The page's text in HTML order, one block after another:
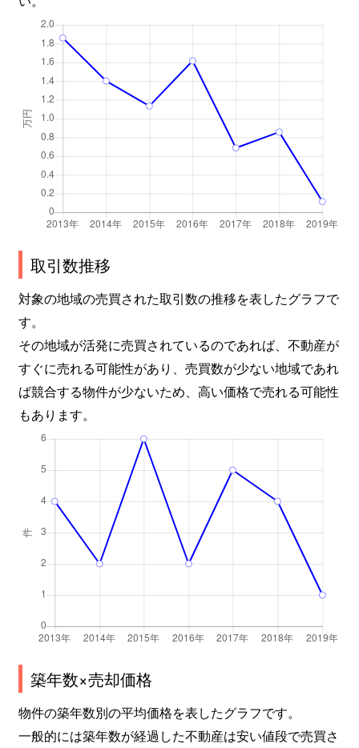
取引数推移
対象の地域の売買された取引数の推移を表したグラフで
す。
その地域が活発に売買されているのであれば、不動産が
すぐに売れる可能性があり、売買数が少ない地域であれ
ば競合する物件が少ないため、高い価格で売れる可能性
もあります。
築年数×売却価格
物件の築年数別の平均価格を表したグラフです。
一般的には築年数が経過した不動産は安い値段で売買さ